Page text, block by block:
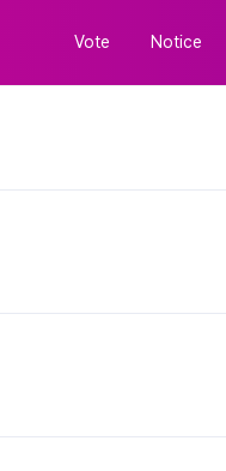
Vote Notice